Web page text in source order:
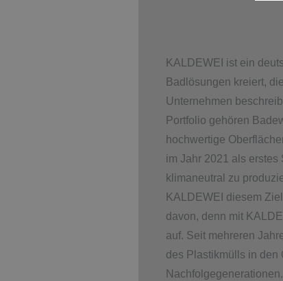
KALDEWEI ist ein
Badlösungen kreiert,
Unternehmen
Portfolio gehören
hochwertige
im Jahr 2021 als erstes
klimaneutral zu
KALDEWEI diesem
davon, denn mit
auf. Seit mehreren
des Plastikmülls in den
Nachfolgegenerationen.